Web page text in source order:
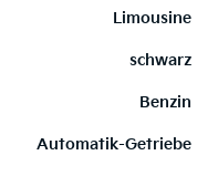
Limousine
schwarz
Benzin
Automatik-Getriebe